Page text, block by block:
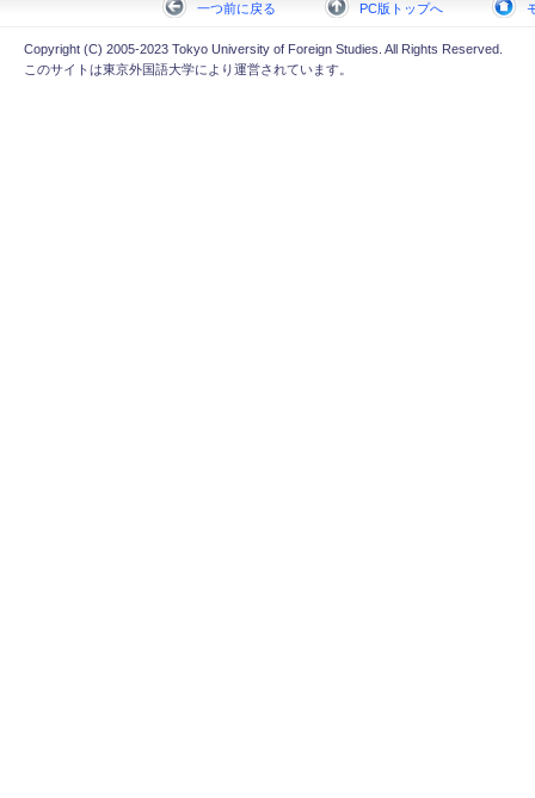
一つ前に戻る PC版トップへ
Copyright (C) 2005-2023 Tokyo University of Foreign Studies. All Rights Reserved.
このサイトは東京外国語大学により運営されています。